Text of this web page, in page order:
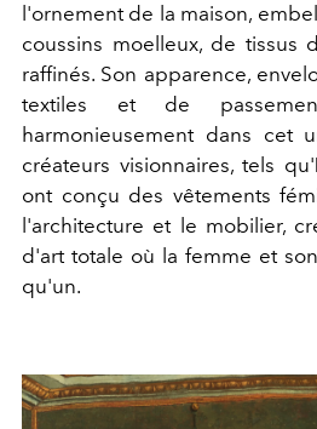
l'ornement de la maison,
coussins moelleux, de tissus
raffinés. Son apparence,
textiles et de
harmonieusement dans cet
créateurs visionnaires, tels qu'
ont conçu des vêtements
l'architecture et le mobilier,
d'art totale où la femme et
qu'un.